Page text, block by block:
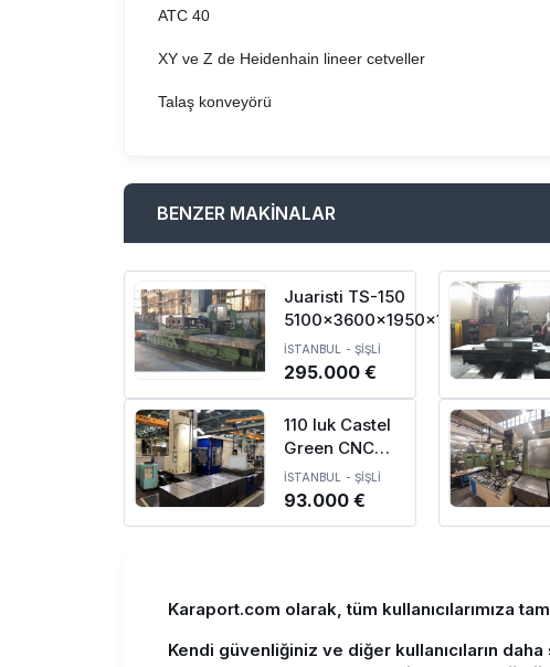
ATC 40
XY ve Z de Heidenhain lineer cetveller
Talaş konveyörü
BENZER MAKİNALAR
Juaristi TS-150
5100x3600x1950x1000
CNC Borverk Tezgahı
İSTANBUL - ŞİŞLİ
295.000 €
110 luk Castel
Green CNC
Borverk
Tezgahı-1997
İSTANBUL - ŞİŞLİ
93.000 €
Karaport.com olarak, tüm kullanıcılarımıza
Kendi güvenliğiniz ve diğer kullanıcıların